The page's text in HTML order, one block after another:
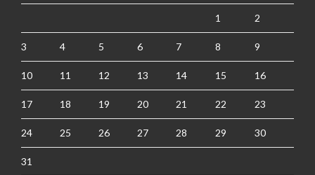
1 2
3 4 5 6 7 8 9
10 11 12 13 14 15 16
17 18 19 20 21 22 23
24 25 26 27 28 29 30
31